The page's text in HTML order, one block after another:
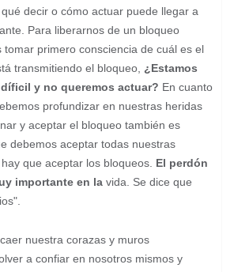
decir o cómo actuar puede llegar a
Para liberarnos de un bloqueo
tomar primero consciencia de cuál es el
transmitiendo el bloqueo, ¿Estamos
y no queremos actuar? En cuanto
profundizar en nuestras heridas
y aceptar el bloqueo también es
debemos aceptar todas nuestras
que aceptar los bloqueos. El perdón
importante en la vida. Se dice que
nuestra corazas y muros
a confiar en nosotros mismos y